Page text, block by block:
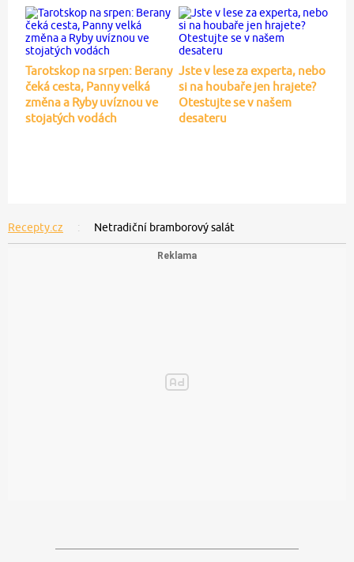
Tarotskop na srpen: Berany
čeká cesta, Panny velká
změna a Ryby uvíznou ve
stojatých vodách
Jste v lese za experta, nebo
si na houbaře jen hrajete?
Otestujte se v našem
desateru
Recepty.cz Netradiční bramborový salát